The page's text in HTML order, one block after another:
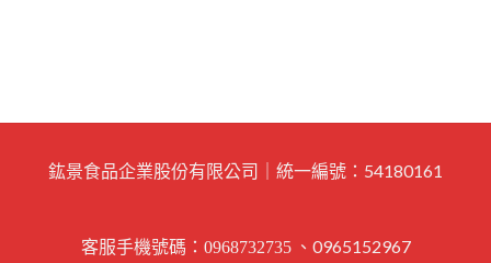
鈜景食品企業股份有限公司｜統一編號：54180161
客服手機號碼： 0968732735、0965152967